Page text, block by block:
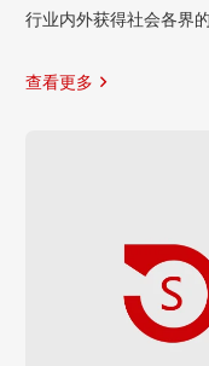
行业内外获得社会各界
查看更多